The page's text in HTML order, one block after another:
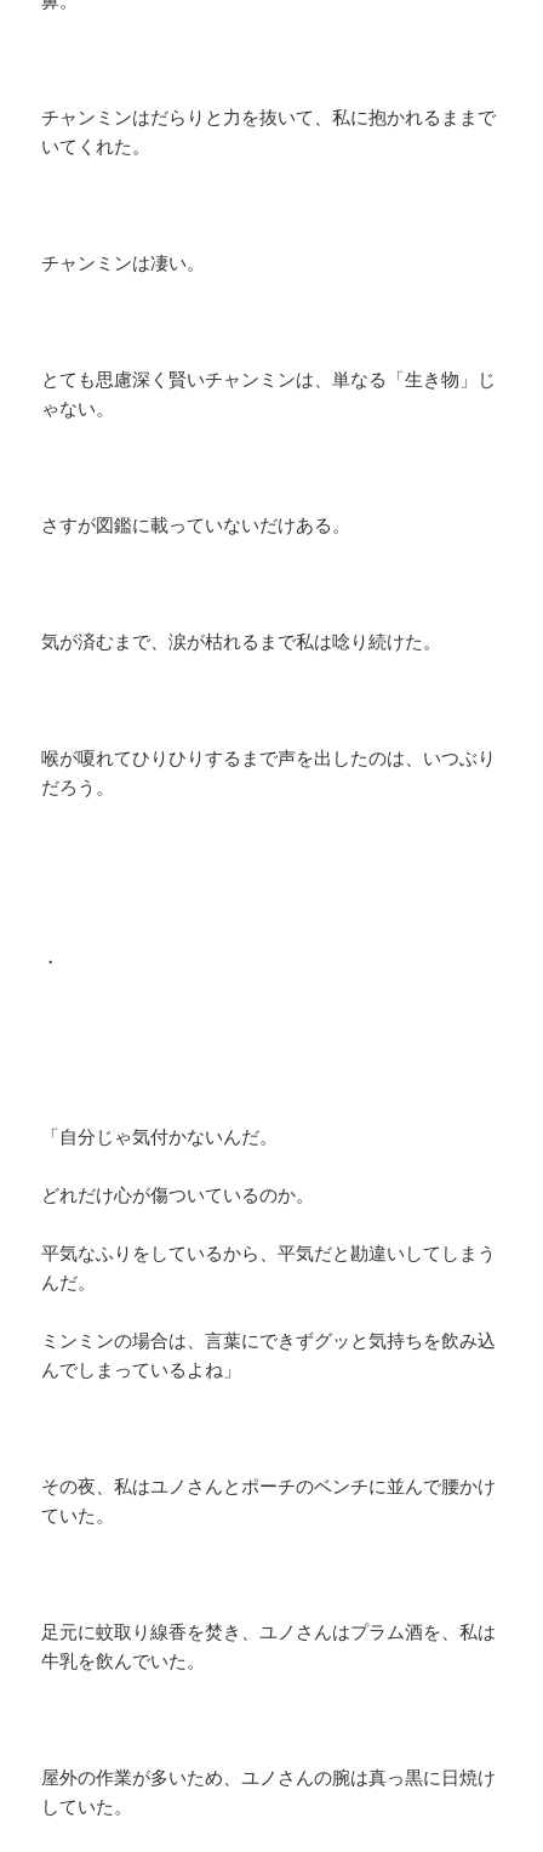
チャンミンはだらりと力を抜いて、私に抱かれるままで
いてくれた。
チャンミンは凄い。
とても思慮深く賢いチャンミンは、単なる「生き物」じ
ゃない。
さすが図鑑に載っていないだけある。
気が済むまで、涙が枯れるまで私は唸り続けた。
喉が嗄れてひりひりするまで声を出したのは、いつぶり
だろう。
・
「自分じゃ気付かないんだ。
どれだけ心が傷ついているのか。
平気なふりをしているから、平気だと勘違いしてしまう
んだ。
ミンミンの場合は、言葉にできずグッと気持ちを飲み込
んでしまっているよね」
その夜、私はユノさんとポーチのベンチに並んで腰かけ
ていた。
足元に蚊取り線香を焚き、ユノさんはプラム酒を、私は
牛乳を飲んでいた。
屋外の作業が多いため、ユノさんの腕は真っ黒に日焼け
していた。